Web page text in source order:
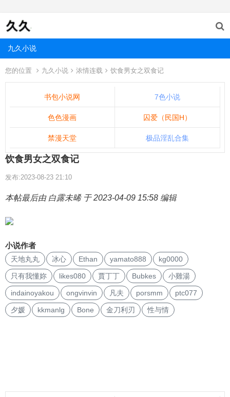
九久小说
您的位置 九久小说 浓情连载 饮食男女之双食记
书包小说网 7色小说
色色漫画 囚爱（民国H）
禁漫天堂 极品淫乱合集
饮食男女之双食记
发布:2023-08-23 21:10
本帖最后由 白露未晞 于 2023-04-09 15:58 编辑
小说作者
天地丸丸 冰心 Ethan yamato888 kg0000
只有我懂妳 likes080 賈丁丁 Bubkes 小雞湯
indainoyakou ongvinvin 凡夫 porsmm ptc077
夕媛 kkmanlg Bone 金刀利刃 性与情